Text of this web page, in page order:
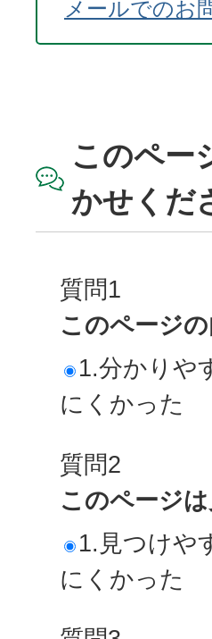
メールでのお
このペー
かせくだ
質問1
このページ
1.分かりや
にくかった
質問2
このページ
1.見つけや
にくかった